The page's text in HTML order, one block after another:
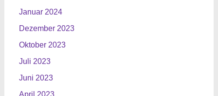
Januar 2024
Dezember 2023
Oktober 2023
Juli 2023
Juni 2023
April 2023